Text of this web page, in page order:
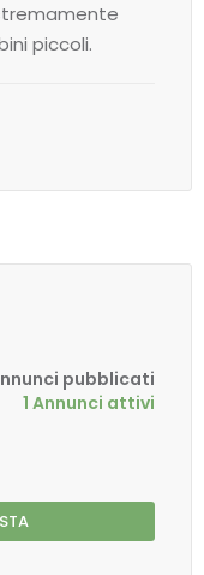
piccoli.
pubblicati
1 Annunci attivi